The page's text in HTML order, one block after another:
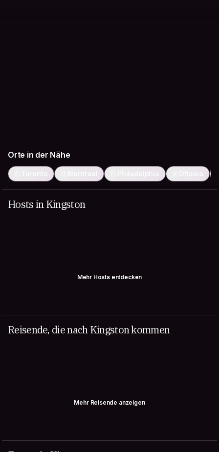
Orte in der Nähe
Toronto Montreal Philadelphia Ottawa
Hosts in Kingston
Mehr Hosts entdecken
Reisende, die nach Kingston kommen
Mehr Reisende anzeigen